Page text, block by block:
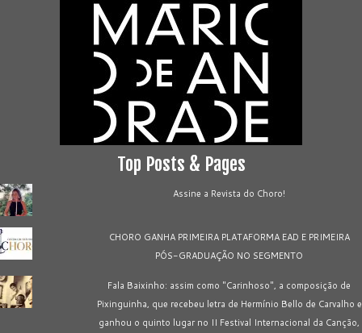
Top Posts & Pages
Assine a Revista do Choro!
CHORO GANHA PRIMEIRA PLATAFORMA EAD E PRIMEIRA
PÓS-GRADUAÇÃO NO SEGMENTO
Fala Baixinho: assim como "Carinhoso", a composição de
Pixinguinha, que recebeu letra de Hermínio Bello de Carvalho e
ganhou o quinto lugar no II Festival Internacional da Canção,